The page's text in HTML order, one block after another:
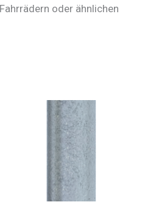
oder ähnlichen